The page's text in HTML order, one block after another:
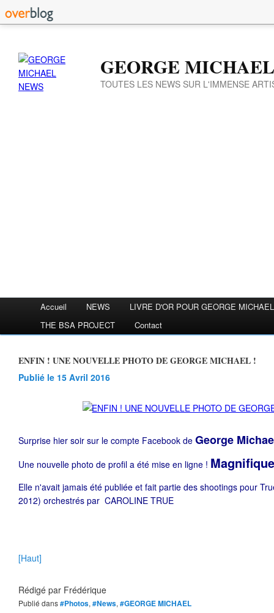
GEORGE
TOUTES LES NEWS SUR L'IMMENSE
Accueil NEWS
LIVRE D'OR POUR GEORGE MICHAEL
THE BSA PROJECT
Contact
ENFIN ! UNE NOUVELLE PHOTO DE GEORGE MICHAEL !
Publié le 15 Avril 2016
Surprise hier soir sur le compte Facebook de George
Une nouvelle photo de profil a été mise en ligne !
Elle n'avait jamais été publiée et fait partie des shootings pour
2012) orchestrés par CAROLINE TRUE
[Haut]
Rédigé par Frédérique
Publié dans#Photos, #News, #GEORGE MICHAEL